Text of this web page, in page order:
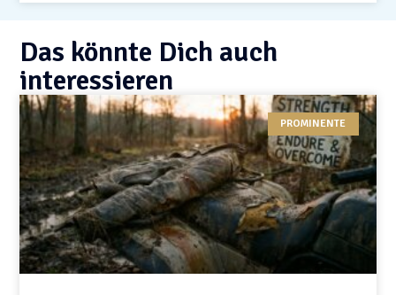
Das könnte Dich auch
interessieren
PROMINENTE